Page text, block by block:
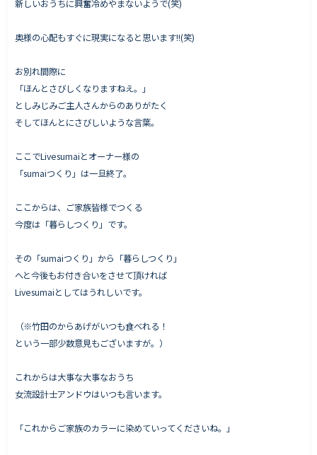
新しいおうちに興奮冷めやまないようで(笑)
奥様の心配もすぐに現実になると思います!!(笑)
お別れ間際に
「ほんとさびしくなりますねえ。」
としみじみご主人さんからのありがたく
そしてほんとにさびしいような言葉。
ここでLivesumaiとオーナー様の
「sumaiつくり」は一旦終了。
ここからは、ご家族皆様でつくる
今度は「暮らしつくり」です。
その「sumaiつくり」から「暮らしつくり」
へと今後もお付き合いをさせて頂ければ
Livesumaiとしてはうれしいです。
（※竹田のからあげがいつも食べれる！
という一部少数意見もございますが。）
これからは大事な大事なおうち
女流設計士アンドウはいつも言います。
「これからご家族のカラーに染めていってくださいね。」